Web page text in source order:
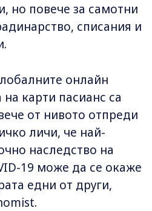
но повече за самотни
списания и
онлайн
на карти пасианс са
от нивото отпреди
личи, че най-
наследство на
19 може да се окаже
едни от други,